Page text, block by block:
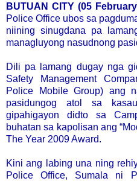
BUTUAN CITY (05
Police Office ubos sa
niining sinugdana pa
managluyong nasudnong
Dili pa lamang dugay nga
Safety Management
Police Mobile Group) ang
pasidungog atol sa
gipahigayon didto sa
buhatan sa kapolisan ang
The Year 2009 Award.
Kini ang labing una ning
Police Office, Sumala ni